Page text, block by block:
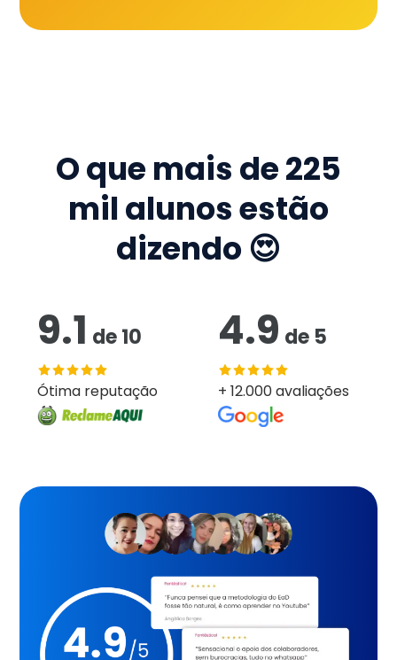
O que mais de225
mil alunos estão
dizendo 😍
9.1 de10
Ótima reputação
4.9 de 5
+ 12.000 avaliações